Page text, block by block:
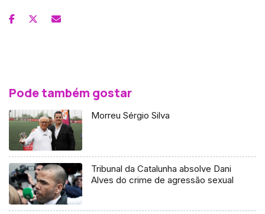
Pode também gostar
Morreu Sérgio Silva
Tribunal da Catalunha absolve Dani
Alves do crime de agressão sexual